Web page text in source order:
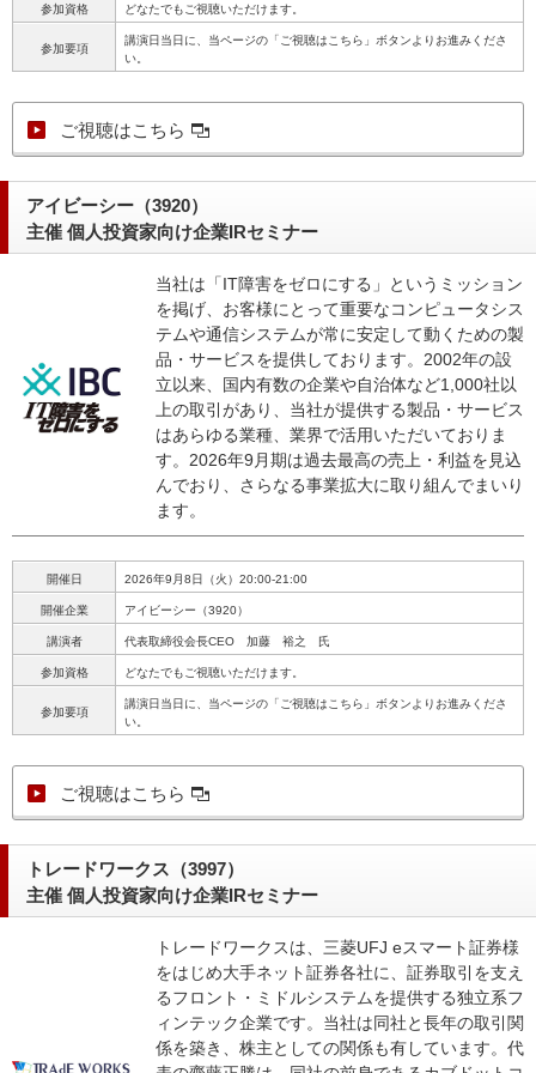
参加資格 どなたでもご視聴いただけます。
参加要項
講演日当日に、当ページの「ご視聴はこちら」ボタンよりお進みくださ
い。
ご視聴はこちら
アイビーシー（3920）
主催 個人投資家向け企業IRセミナー
当社は「IT障害をゼロにする」というミッション
を掲げ、お客様にとって重要なコンピュータシス
テムや通信システムが常に安定して動くための製
品・サービスを提供しております。2002年の設
立以来、国内有数の企業や自治体など1,000社以
上の取引があり、当社が提供する製品・サービス
はあらゆる業種、業界で活用いただいておりま
す。2026年9月期は過去最高の売上・利益を見込
んでおり、さらなる事業拡大に取り組んでまいり
ます。
開催日 2026年9月8日（火）20:00-21:00
開催企業 アイビーシー（3920）
講演者 代表取締役会長CEO 加藤 裕之 氏
参加資格 どなたでもご視聴いただけます。
参加要項
講演日当日に、当ページの「ご視聴はこちら」ボタンよりお進みくださ
い。
ご視聴はこちら
トレードワークス（3997）
主催 個人投資家向け企業IRセミナー
トレードワークスは、三菱UFJ eスマート証券様
をはじめ大手ネット証券各社に、証券取引を支え
るフロント・ミドルシステムを提供する独立系フ
ィンテック企業です。当社は同社と長年の取引関
係を築き、株主としての関係も有しています。代